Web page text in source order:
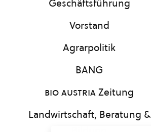
Geschäftsführung
Vorstand
Agrarpolitik
BANG
bio austriaZeitung
Landwirtschaft, Beratung &